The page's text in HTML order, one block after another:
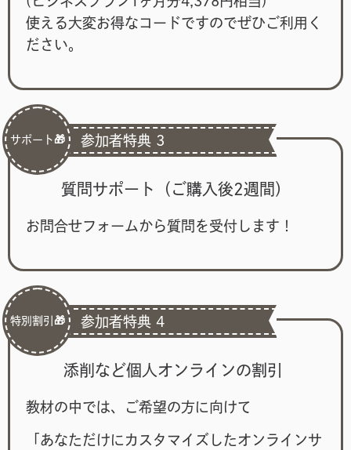
使える大変お得なコードですのでぜひご利用く
ださい。
参加者特典 3
サポート🎁
質問サポート（ご購入後2週間）
お問合せフォームから質問を受付します！
参加者特典 4
特別割引🎁
添削など個人オンラインの割引
教材の中では、ご希望の方に向けて
「あなただけにカスタマイズしたオンラインサ